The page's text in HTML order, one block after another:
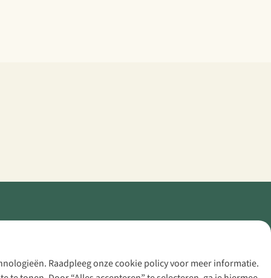
Raadpleeg onze cookie policy voor meer informatie.